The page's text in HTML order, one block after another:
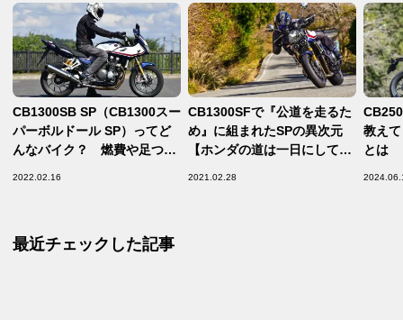
CB1300SB SP（CB1300スー
パーボルドール SP）ってど
んなバイク？ 燃費や足つき
2022.02.16
CB1300SFで『公道を走るた
め』に組まれたSPの異次元
【ホンダの道は一日にして成
2021.02.28
教え
とは
最近チェックした記事